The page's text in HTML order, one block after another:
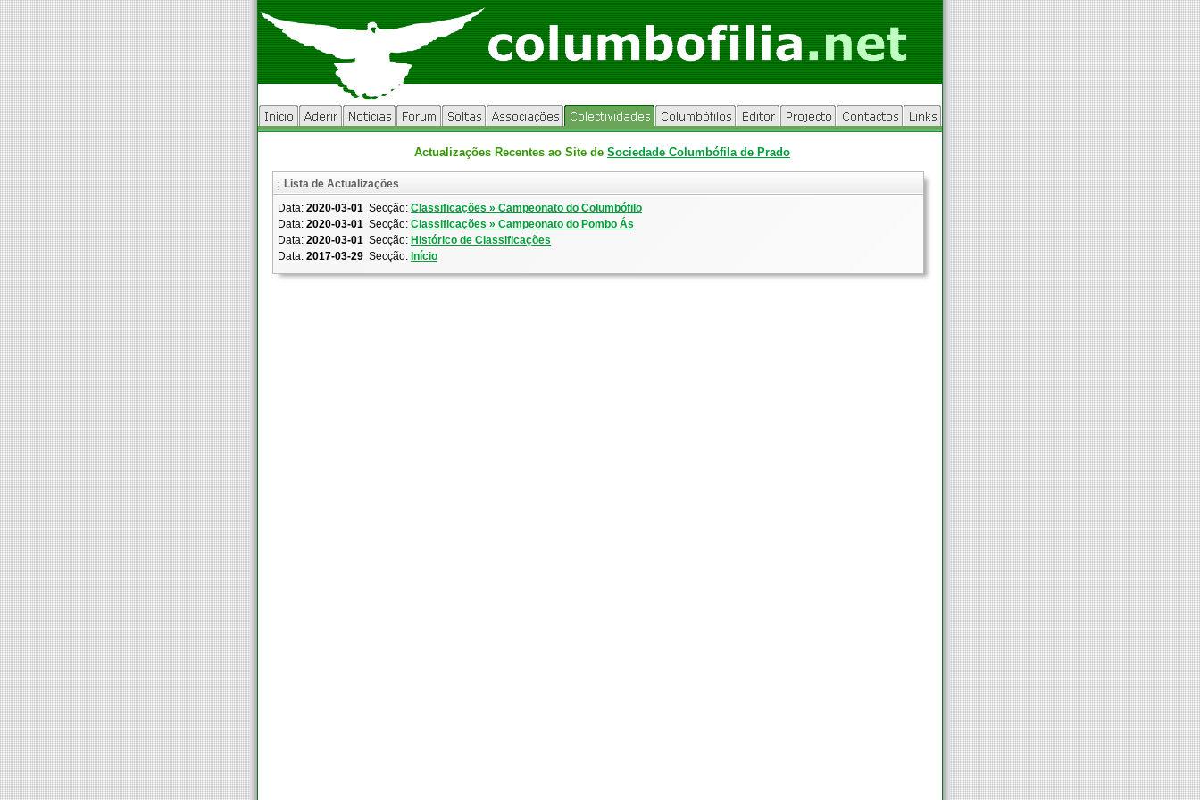
Actualizações Recentes ao Site de Sociedade Columbófila de Prado
Lista de Actualizações
Data: 2020-03-01 Secção: Classificações » Campeonato do Columbófilo
Data: 2020-03-01 Secção: Classificações » Campeonato do Pombo Ás
Data: 2020-03-01 Secção: Histórico de Classificações
Data: 2017-03-29 Secção: Início